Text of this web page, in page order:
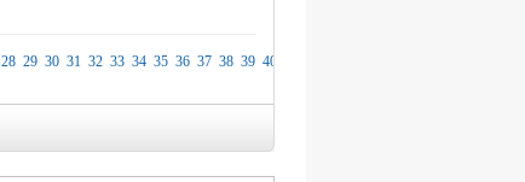
28 29 30 31 32 33 34 35 36 37 38 39 40